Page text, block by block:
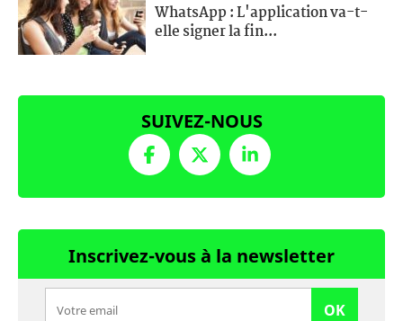
WhatsApp : L'application va-t-
elle signer la fin...
SUIVEZ-NOUS
Inscrivez-vous à la newsletter
OK